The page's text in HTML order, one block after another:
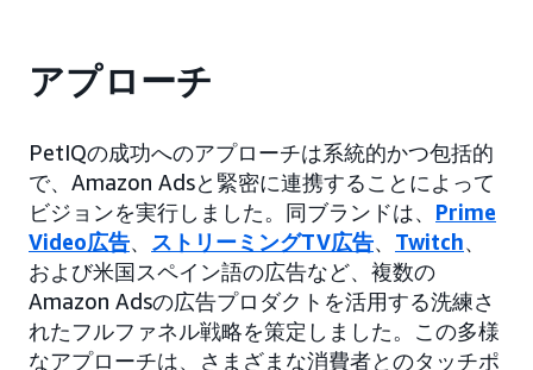
アプローチ
PetIQの成功へのアプローチは系統的かつ包括的
で、Amazon Adsと緊密に連携することによって
ビジョンを実行しました。同ブランドは、 Prime
Video広告、 ストリーミングTV広告、 Twitch、
および米国スペイン語の広告など、複数の
Amazon Adsの広告プロダクトを活用する洗練さ
れたフルファネル戦略を策定しました。この多様
なアプローチは、さまざまな消費者とのタッチポ